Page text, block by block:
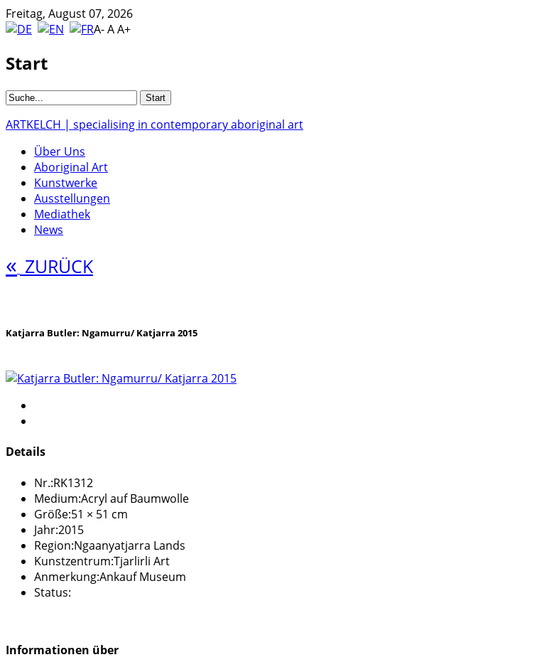
Freitag, August 07, 2026
A-AA+
Start
ARTKELCH | specialising in contemporary aboriginal art
Über Uns
Aboriginal Art
Kunstwerke
Ausstellungen
Mediathek
News
« ZURÜCK
Katjarra Butler: Ngamurru/ Katjarra 2015
Details
Nr.:RK1312
Medium:Acryl auf Baumwolle
Größe:51 × 51 cm
Jahr:2015
Region:Ngaanyatjarra Lands
Kunstzentrum:Tjarlirli Art
Anmerkung:Ankauf Museum
Status:
Informationen über